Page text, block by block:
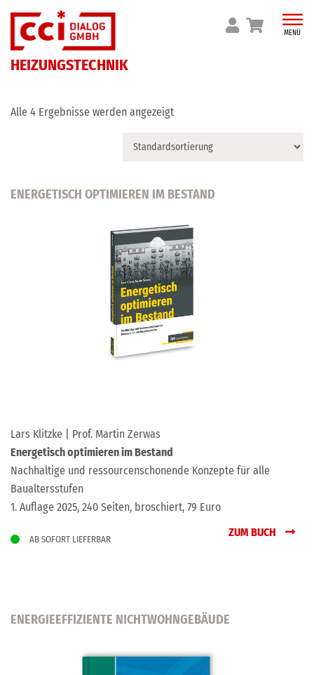
to
content
MENÜ
HEIZUNGSTECHNIK
Alle 4 Ergebnisse werden angezeigt
ENERGETISCH OPTIMIEREN IM BESTAND
Lars Klitzke | Prof. Martin Zerwas
Energetisch optimieren im Bestand
Nachhaltige und ressourcenschonende Konzepte für alle
Baualtersstufen
1. Auflage 2025, 240 Seiten, broschiert, 79 Euro
AB SOFORT LIEFERBAR
ZUM BUCH
ENERGIEEFFIZIENTE NICHTWOHNGEBÄUDE